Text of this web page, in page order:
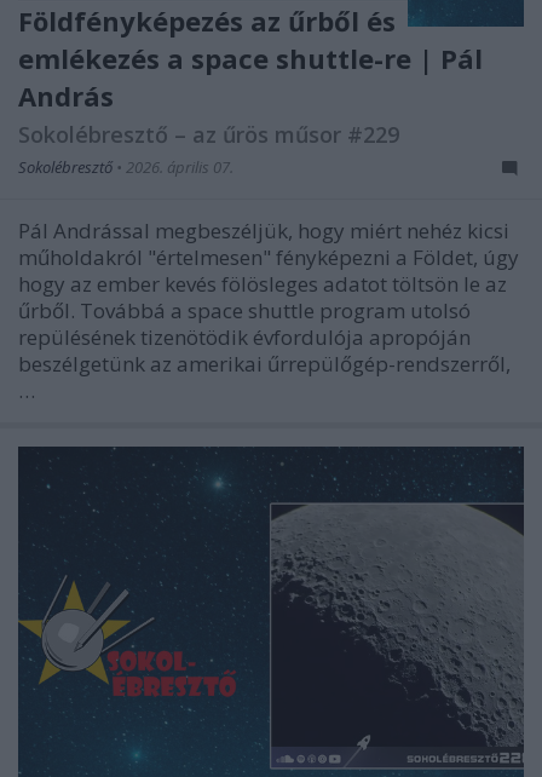
Földfényképezés az űrből és
emlékezés a space shuttle-re | Pál
András
Sokolébresztő – az űrös műsor #229
Sokolébresztő • 2026. április 07.
Pál Andrással megbeszéljük, hogy miért nehéz kicsi
műholdakról "értelmesen" fényképezni a Földet, úgy
hogy az ember kevés fölösleges adatot töltsön le az
űrből. Továbbá a space shuttle program utolsó
repülésének tizenötödik évfordulója apropóján
beszélgetünk az amerikai űrrepülőgép-rendszerről,
…